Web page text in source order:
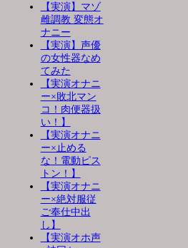
【実演】マゾ
雌調教 変態オ
ナニー
【実演】声優
の女性器なめ
てみた
【実演オナニ
ー×敗北マン
コ！肉便器扱
い！】
【実演オナニ
ー×止める
な！電動ピス
トン！】
【実演オナニ
ー×絶対服従
ご奉仕中出
し】
【実演オホ声